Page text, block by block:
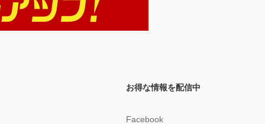
お得な情報を配信中
Facebook